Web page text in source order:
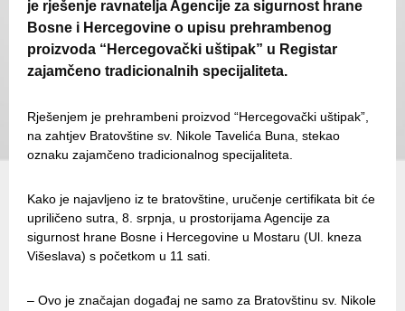
je rješenje ravnatelja Agencije za sigurnost hrane
Bosne i Hercegovine o upisu prehrambenog
proizvoda “Hercegovački uštipak” u Registar
zajamčeno tradicionalnih specijaliteta.
Rješenjem je prehrambeni proizvod “Hercegovački uštipak”,
na zahtjev Bratovštine sv. Nikole Tavelića Buna, stekao
oznaku zajamčeno tradicionalnog specijaliteta.
Kako je najavljeno iz te bratovštine, uručenje certifikata bit će
upriličeno sutra, 8. srpnja, u prostorijama Agencije za
sigurnost hrane Bosne i Hercegovine u Mostaru (Ul. kneza
Višeslava) s početkom u 11 sati.
– Ovo je značajan događaj ne samo za Bratovštinu sv. Nikole